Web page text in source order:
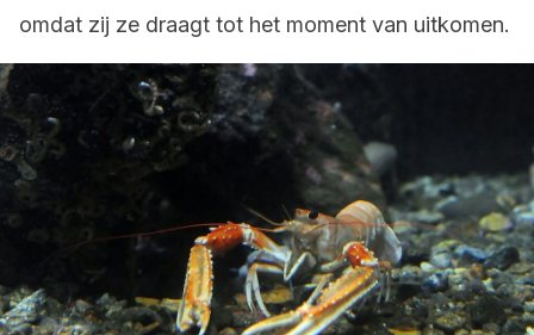
omdat zij ze draagt tot het moment van uitkomen.